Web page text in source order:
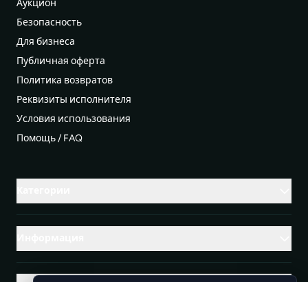
Аукцион
Безопасность
Для бизнеса
Публичная оферта
Политика возвратов
Реквизиты исполнителя
Условия использования
Помощь / FAQ